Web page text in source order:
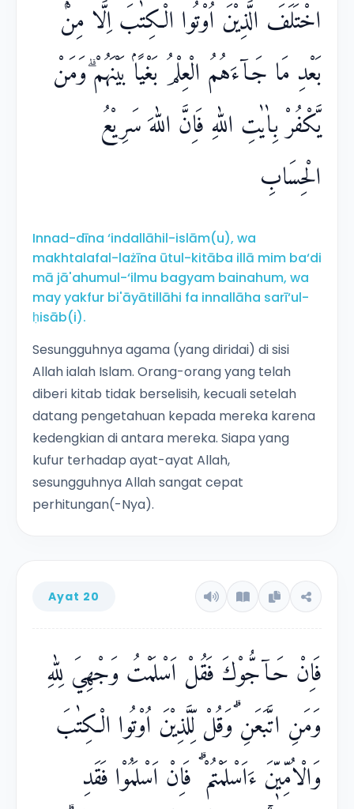
اخْتَلَفَ الَّذِيْنَ اُوْتُوا الْكِتٰبَ اِلَّا مِنْۢ
بَعْدِ مَا جَاۤءَهُمُ الْعِلْمُ بَغْيًاۢ بَيْنَهُمْ ۗوَمَنْ
يَّكْفُرْ بِاٰيٰتِ اللّٰهِ فَاِنَّ اللّٰهَ سَرِيْعُ
الْحِسَابِ
Innad-dīna ‘indallāhil-islām(u), wa
makhtalafal-lażīna ūtul-kitāba illā mim ba‘di
mā jā'ahumul-‘ilmu bagyam bainahum, wa
may yakfur bi'āyātillāhi fa innallāha sarī‘ul-
ḥisāb(i).
Sesungguhnya agama (yang diridai) di sisi
Allah ialah Islam. Orang-orang yang telah
diberi kitab tidak berselisih, kecuali setelah
datang pengetahuan kepada mereka karena
kedengkian di antara mereka. Siapa yang
kufur terhadap ayat-ayat Allah,
sesungguhnya Allah sangat cepat
perhitungan(-Nya).
Ayat 20
فَاِنْ حَاۤجُّوْكَ فَقُلْ اَسْلَمْتُ وَجْهِيَ لِلّٰهِ
وَمَنِ اتَّبَعَنِ ۗوَقُلْ لِّلَّذِيْنَ اُوْتُوا الْكِتٰبَ
وَالْاُمِّيّٖنَ ءَاَسْلَمْتُمْ ۗ فَاِنْ اَسْلَمُوْا فَقَدِ